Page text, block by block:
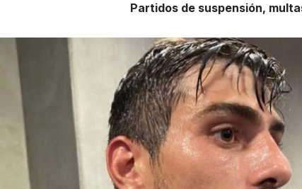
Partidos de suspensión,